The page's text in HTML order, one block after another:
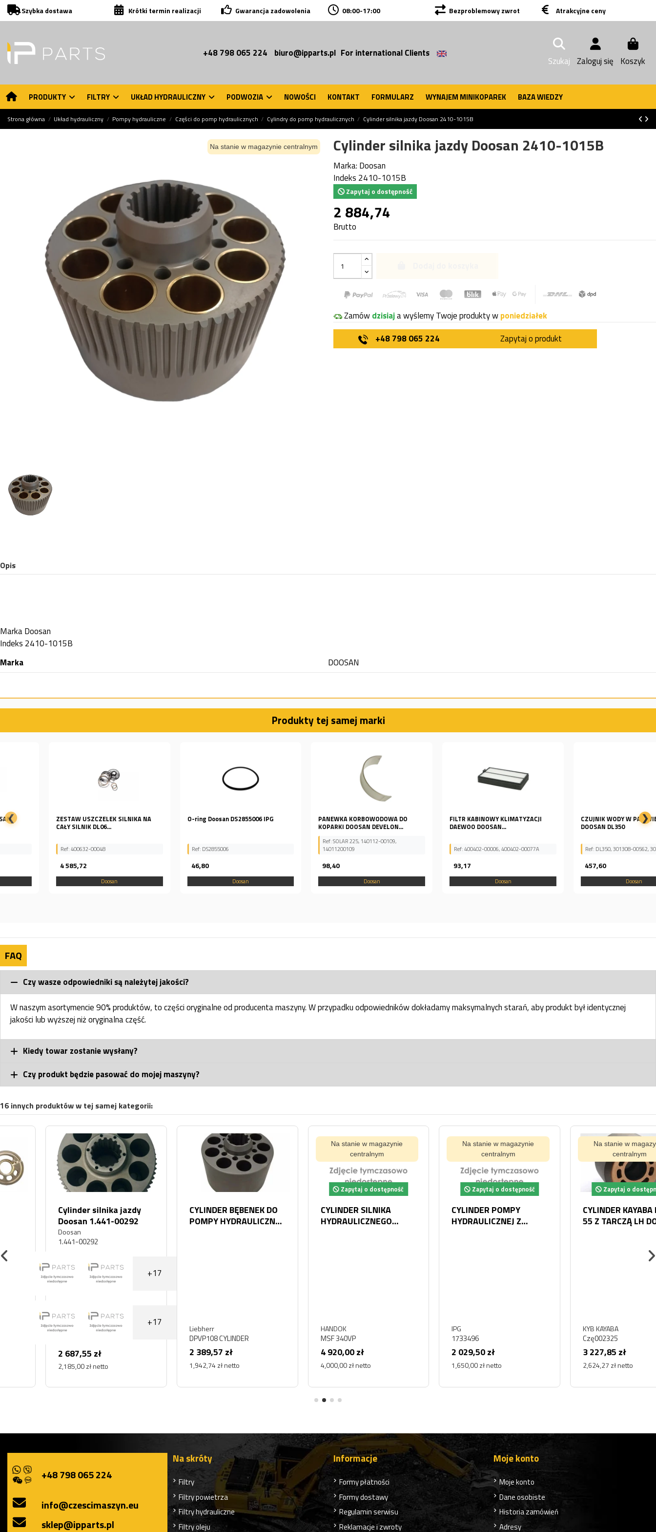
Szybka dostawa Krótki termin realizacji Gwarancja zadowolenia 08:00-17:00 Bezproblemowy zwrot Atrakcyjne ceny
+48 798 065 224 biuro@ipparts.pl For international Clients
Szukaj Zaloguj się Koszyk
PRODUKTY FILTRY UKŁAD HYDRAULICZNY PODWOZIA NOWOŚCI KONTAKT FORMULARZ WYNAJEM MINIKOPAREK BAZA WIEDZY
Strona główna Układ hydrauliczny Pompy hydrauliczne Części do pomp hydraulicznych Cylindry do pomp hydraulicznych Cylinder silnika jazdy Doosan 2410-1015B
Na stanie w magazynie centralnym Cylinder silnika jazdy Doosan 2410-1015B
Marka: Doosan
Indeks 2410-1015B
Zapytaj o dostępność
2 884,74
Brutto
Zamówdzisiaja wyślemy Twoje produkty wponiedziałek
+48 798 065 224
Zapytaj o produkt
Opis
MarkaDoosan
Indeks 2410-1015B
Marka
DOOSAN
Produkty tej samej marki
ZESTAW USZCZELEK SILNIKA NA
CAŁY SILNIK DL06...
Ref: 400632-00048
O-ring Doosan DS2855006 IPG
PANEWKA KORBOWODOWA DO
KOPARKI DOOSAN DEVELON...
Ref: SOLAR 225, 140112-00109,
FILTR KABINOWY KLIMATYZACJI
DAEWOO DOOSAN...
Ref: 400402-00006, 400402-00077A
CZUJNIK WODY W PALIWIE DAEWOO
Ref: DL350, 301308-00562, 30130800562
❮ ❯
FAQ
Czy wasze odpowiedniki są należytej jakości?
W naszym asortymencie 90% produktów, to części oryginalne od producenta maszyny. W przypadku odpowiedników dokładamy maksymalnych starań, aby produkt był identycznej
jakości lub wyższej niż oryginalna część.
Kiedy towar zostanie wysłany?
Czy produkt będzie pasować do mojej maszyny?
16 innych produktów w tej samej kategorii:
Cylinder silnika jazdy
Doosan 1.441-00292
+17
+17
2 687,55 zł
2,185,00 zł netto
CYLINDER BĘBENEK DO
POMPY HYDRAULICZNEJ
DPVP108 CYLINDER
2 389,57 zł
1,942,74 zł netto
Na stanie w magazynie
Zapytaj o dostępność
CYLINDER SILNIKA
HYDRAULICZNEGO
4 920,00 zł
4,000,00 zł netto
Na stanie w magazynie
Zapytaj o dostępność
CYLINDER POMPY
HYDRAULICZNEJ Z
2 029,50 zł
1,650,00 zł netto
Na stanie w magazynie
Zapytaj o dostępność
CYLINDER KAYABA PSV2-
55 Z TARCZĄ LH DO
3 227,85 zł
2,624,27 zł netto
+48 798 065 224
info@czescimaszyn.eu
sklep@ipparts.pl
Na skróty
Filtry
Filtry powietrza
Filtry hydrauliczne
Filtry oleju
Informacje
Formy płatności
Formy dostawy
Regulamin serwisu
Reklamacje i zwroty
Moje konto
Moje konto
Dane osobiste
Historia zamówień
Adresy